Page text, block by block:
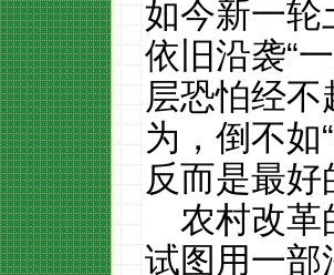
如今新一轮
依旧沿袭“
层恐怕经不
为，倒不如
反而是最好
农村改革
试图用一部